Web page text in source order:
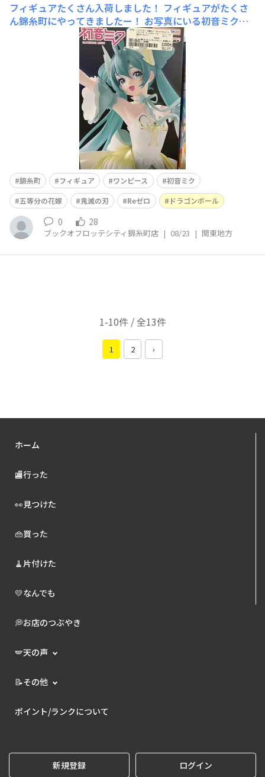
フィギュアたくさん入荷しました！ フィギュアがたくさ
ん錦糸町にやってきましたー！ お写真にいる初音ミクち
ゃんのシリーズをはじめ五等分の花嫁やワンピース、鬼滅
の刃などなどたくさんのキャラクターのフィギュアを入荷
いたしました 可愛い、カッコいいあなたの推しも見つか
るかも？ ぜひ錦糸町店にお迎えにきてください
錦糸町 フィギュア ワンピース
初音ミク
五等分の花嫁
鬼滅の刃 Reゼロ ドラゴンボール
0 28
ブックオフロッテシティ錦糸町店 | 08/23 | 関東地方
1-10件 / 全13件
1 2 ›
ホーム
🏬行った
👀見つけた
👜買った
🧹片付けた
💛なんでも
💭お店のつぶやき
🪽天の声
📝その他
ポイント/ランクについて
新規登録 ログイン